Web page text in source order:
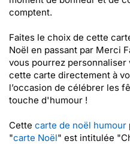
comptent.
Faites le choix de cette
Noël en passant par Merci
vous pourrez
cette carte directement à
l’occasion de célébrer les
touche d'humour !
Cette carte de noël humour
"carte Noël" est intitulée